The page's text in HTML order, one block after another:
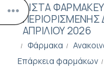
ΛΙΣΤΑ
ΑΠΡΙΛΙΟΥ 2026
Φάρμακα
Επάρκεια φαρμάκων